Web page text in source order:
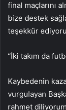
final maçlarını
bize destek
teşekkür
“İki takım da
Kaybedenin
vurgulayan
rahmet